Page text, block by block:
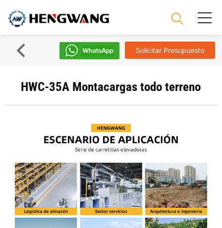
Solicitar Presupuesto
HWC-35A Montacargas todo terreno